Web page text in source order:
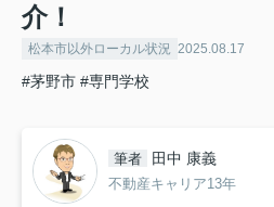
介！
松本市以外ローカル状況 2025.08.17
#茅野市 #専門学校
筆者 田中 康義
不動産キャリア13年